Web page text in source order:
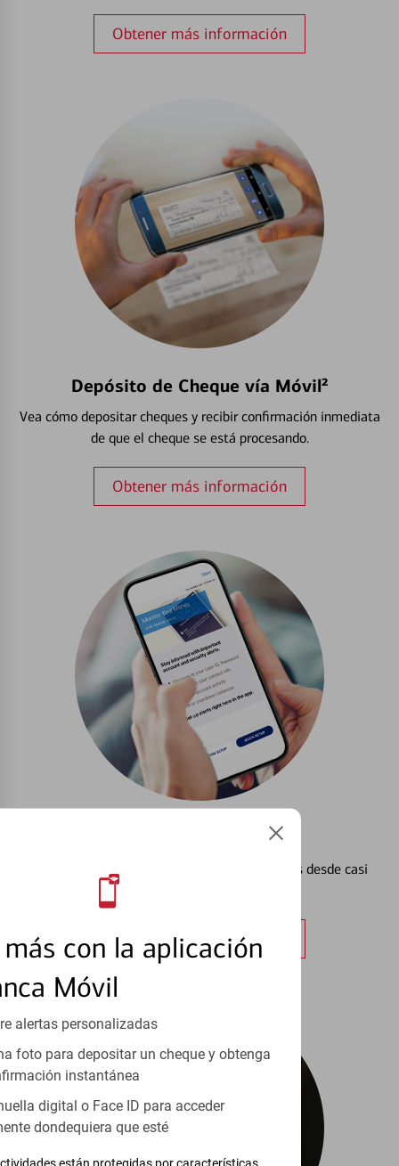
con la aplicación
Móvil
alertas personalizadas
foto para depositar un cheque y obtenga
instantánea
digital o Face ID para acceder
dondequiera que esté
Obtener más información
Depósito de Cheque vía Móvil²
Vea cómo depositar cheques y recibir confirmación inmediata
de que el cheque se está procesando.
Obtener más información
Configurar Alertas³
Vea cómo mantener el control de sus finanzas desde casi
Obtener más información